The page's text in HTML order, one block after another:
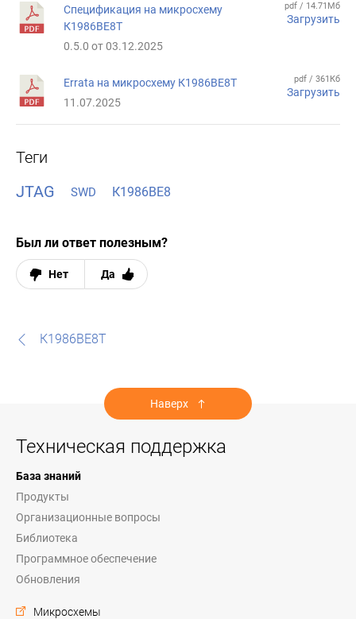
Спецификация на микросхему
К1986ВЕ8Т
0.5.0 от 03.12.2025
pdf / 14.71Мб
Загрузить
Errata на микросхему К1986ВЕ8Т
11.07.2025
pdf / 361Кб
Загрузить
Теги
JTAG
SWD К1986ВЕ8
Был ли ответ полезным?
Нет Да
К1986ВЕ8Т
Наверх
Техническая поддержка
База знаний
Продукты
Организационные вопросы
Библиотека
Программное обеспечение
Обновления
Микросхемы